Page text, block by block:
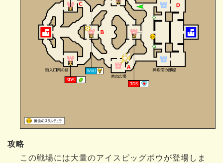
攻略
この戦場には大量のアイスビッグポウが登場しま